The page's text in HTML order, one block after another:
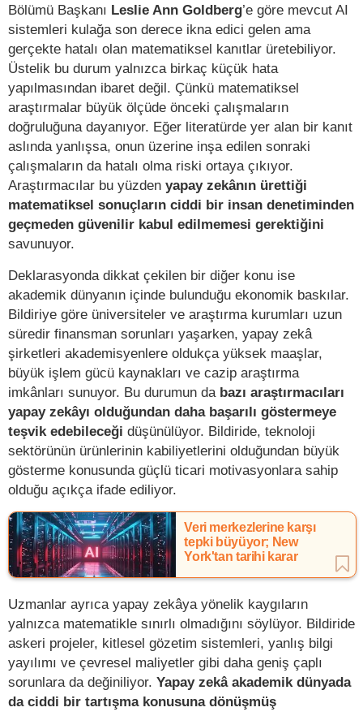
Bölümü Başkanı Leslie Ann Goldberg’e göre mevcut AI
sistemleri kulağa son derece ikna edici gelen ama
gerçekte hatalı olan matematiksel kanıtlar üretebiliyor.
Üstelik bu durum yalnızca birkaç küçük hata
yapılmasından ibaret değil. Çünkü matematiksel
araştırmalar büyük ölçüde önceki çalışmaların
doğruluğuna dayanıyor. Eğer literatürde yer alan bir kanıt
aslında yanlışsa, onun üzerine inşa edilen sonraki
çalışmaların da hatalı olma riski ortaya çıkıyor.
Araştırmacılar bu yüzden yapay zekânın ürettiği
matematiksel sonuçların ciddi bir insan denetiminden
geçmeden güvenilir kabul edilmemesi gerektiğini
savunuyor.
Deklarasyonda dikkat çekilen bir diğer konu ise
akademik dünyanın içinde bulunduğu ekonomik baskılar.
Bildiriye göre üniversiteler ve araştırma kurumları uzun
süredir finansman sorunları yaşarken, yapay zekâ
şirketleri akademisyenlere oldukça yüksek maaşlar,
büyük işlem gücü kaynakları ve cazip araştırma
imkânları sunuyor. Bu durumun da bazı araştırmacıları
yapay zekâyı olduğundan daha başarılı göstermeye
teşvik edebileceği düşünülüyor. Bildiride, teknoloji
sektörünün ürünlerinin kabiliyetlerini olduğundan büyük
gösterme konusunda güçlü ticari motivasyonlara sahip
olduğu açıkça ifade ediliyor.
Veri merkezlerine karşı
tepki büyüyor; New
York'tan tarihi karar
Uzmanlar ayrıca yapay zekâya yönelik kaygıların
yalnızca matematikle sınırlı olmadığını söylüyor. Bildiride
askeri projeler, kitlesel gözetim sistemleri, yanlış bilgi
yayılımı ve çevresel maliyetler gibi daha geniş çaplı
sorunlara da değiniliyor. Yapay zekâ akademik dünyada
da ciddi bir tartışma konusuna dönüşmüş